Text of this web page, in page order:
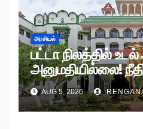
அரசியல்
பட்டா நிலத்தில்
அனுமதியில்லை!
உத்தரவு!
AUG 5, 2026